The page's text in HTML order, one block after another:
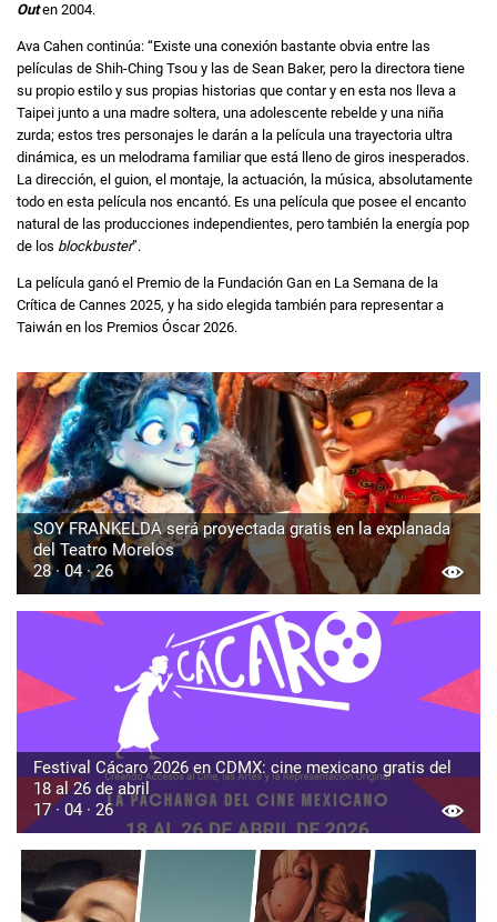
Outen 2004.
Ava Cahen continúa: “Existe una conexión bastante obvia entre las
películas de Shih-Ching Tsou y las de Sean Baker, pero la directora tiene
su propio estilo y sus propias historias que contar y en esta nos lleva a
Taipei junto a una madre soltera, una adolescente rebelde y una niña
zurda; estos tres personajes le darán a la película una trayectoria ultra
dinámica, es un melodrama familiar que está lleno de giros inesperados.
La dirección, el guion, el montaje, la actuación, la música, absolutamente
todo en esta película nos encantó. Es una película que posee el encanto
natural de las producciones independientes, pero también la energía pop
de los blockbuster”.
La película ganó el Premio de la Fundación Gan en La Semana de la
Crítica de Cannes 2025, y ha sido elegida también para representar a
Taiwán en los Premios Óscar 2026.
SOY FRANKELDA será proyectada gratis en la explanada
del Teatro Morelos
28 · 04 · 26
Festival Cácaro 2026 en CDMX: cine mexicano gratis del
18 al 26 de abril
17 · 04 · 26